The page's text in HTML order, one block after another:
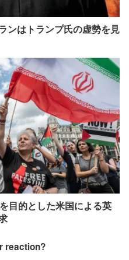
ンはトランプ氏の虚勢を見
目的とした米国による英